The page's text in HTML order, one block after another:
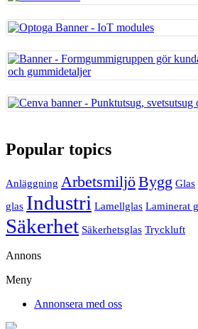
Popular topics
Anläggning ArbetsmiljöBygg Glas
glas Industri Lamellglas Laminerat
Säkerhet Säkerhetsglas Tryckluft
Annons
Meny
Annonsera med oss